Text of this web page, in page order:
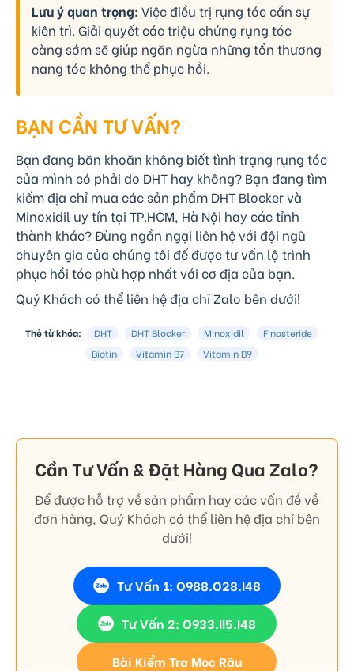
Lưu ý quan trọng: Việc điều trị rụng tóc cần sự
kiên trì. Giải quyết các triệu chứng rụng tóc
càng sớm sẽ giúp ngăn ngừa những tổn thương
nang tóc không thể phục hồi.
BẠN CẦN TƯ VẤN?
Bạn đang băn khoăn không biết tình trạng rụng tóc
của mình có phải do DHT hay không? Bạn đang tìm
kiếm địa chỉ mua các sản phẩm DHT Blocker và
Minoxidil uy tín tại TP.HCM, Hà Nội hay các tỉnh
thành khác? Đừng ngần ngại liên hệ với đội ngũ
chuyên gia của chúng tôi để được tư vấn lộ trình
phục hồi tóc phù hợp nhất với cơ địa của bạn.
Quý Khách có thể liên hệ địa chỉ Zalo bên dưới!
Thẻ từ khóa: DHT DHT Blocker Minoxidil
Finasteride
Biotin
Vitamin B7 Vitamin B9
Cần Tư Vấn & Đặt Hàng Qua Zalo?
Để được hỗ trợ về sản phẩm hay các vấn đề về
đơn hàng, Quý Khách có thể liên hệ địa chỉ bên
dưới!
Tư Vấn 1: O988.O28.I48
Tư Vấn 2: O933.II5.I48
Bài Kiểm Tra Mọc Râu